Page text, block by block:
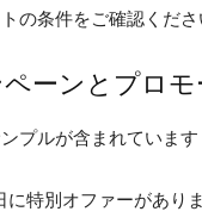
の条件をご確認くださ
ーンとプロモ
プルが含まれています
特別オファーがありま